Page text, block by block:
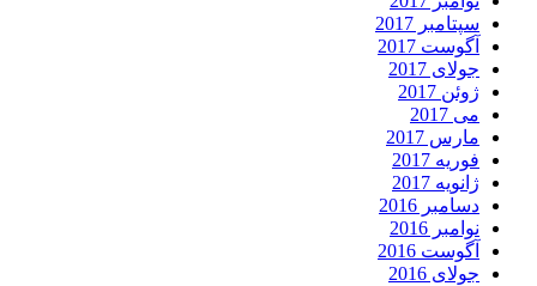
سپتامبر 2017
آگوست 2017
جولای 2017
ژوئن 2017
می 2017
مارس 2017
فوریه 2017
ژانویه 2017
دسامبر 2016
نوامبر 2016
آگوست 2016
جولای 2016